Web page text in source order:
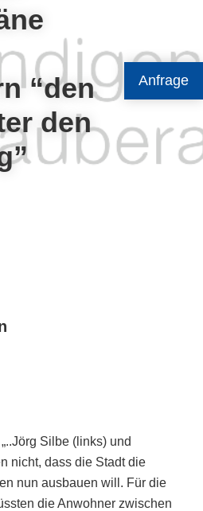
Anfrage
“den
den
Silbe (links) und
nicht, dass die Stadt die
nun ausbauen will. Für die
die Anwohner zwischen